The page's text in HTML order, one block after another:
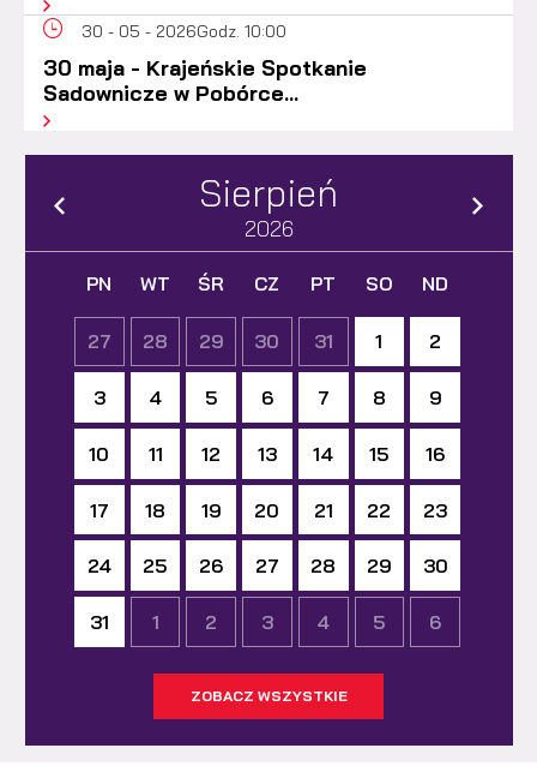
30 - 05 - 2026Godz. 10:00
30 maja - Krajeńskie Spotkanie
Sadownicze w Pobórce...
Sierpień
2026
PN WT ŚR CZ PT SO ND
27 28 29 30 31 1 2
3 4 5 6 7 8 9
10 11 12 13 14 15 16
17 18 19 20 21 22 23
24 25 26 27 28 29 30
31 1 2 3 4 5 6
ZOBACZ WSZYSTKIE